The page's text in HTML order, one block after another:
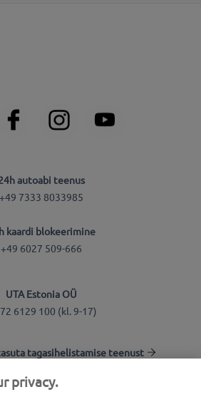
autoabi teenus
+49 7333 8033985
kaardi blokeerimine
+49 6027 509-666
UTA Estonia OÜ
6129 100 (kl. 9-17)
tagasihelistamise teenust
privacy.